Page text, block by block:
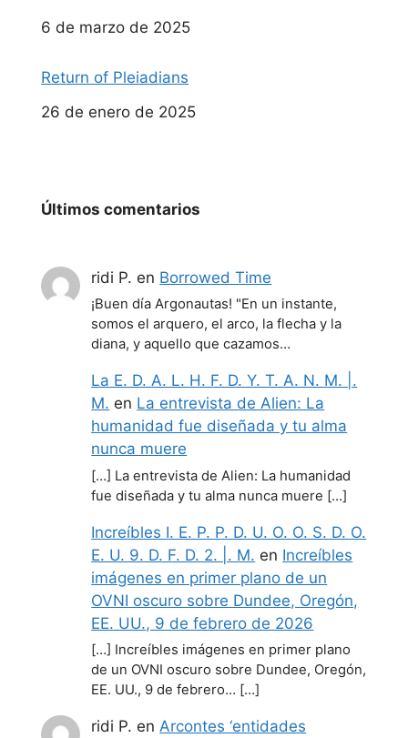
Fecha
6 de marzo de 2025
Return of Pleiadians
Fecha
26 de enero de 2025
Últimos comentarios
ridi P. en Borrowed Time
¡Buen día Argonautas! "En un instante,
somos el arquero, el arco, la flecha y la
diana, y aquello que cazamos…
La E. D. A. L. H. F. D. Y. T. A. N. M. |.
M. en La entrevista de Alien: La
humanidad fue diseñada y tu alma
nunca muere
[…] La entrevista de Alien: La humanidad
fue diseñada y tu alma nunca muere […]
Increíbles I. E. P. P. D. U. O. O. S. D. O.
E. U. 9. D. F. D. 2. |. M. en Increíbles
imágenes en primer plano de un
OVNI oscuro sobre Dundee, Oregón,
EE. UU., 9 de febrero de 2026
[…] Increíbles imágenes en primer plano
de un OVNI oscuro sobre Dundee, Oregón,
EE. UU., 9 de febrero… […]
ridi P. en Arcontes ‘entidades